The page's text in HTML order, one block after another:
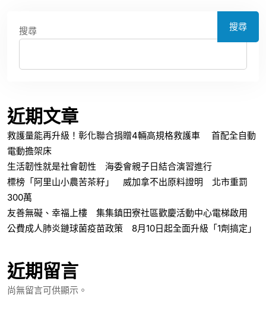
搜尋 搜尋
近期文章
救護量能再升級！彰化聯合捐贈4輛高規格救護車 首配全自動
電動擔架床
生活韌性就是社會韌性 海委會親子日結合演習進行
標榜「阿里山小農苦茶籽」 威加拿不出原料證明 北市重罰
300萬
友善無礙、幸福上樓 集集鎮田寮社區歡慶活動中心電梯啟用
公費成人肺炎鏈球菌疫苗政策 8月10日起全面升級「1劑搞定」
近期留言
尚無留言可供顯示。